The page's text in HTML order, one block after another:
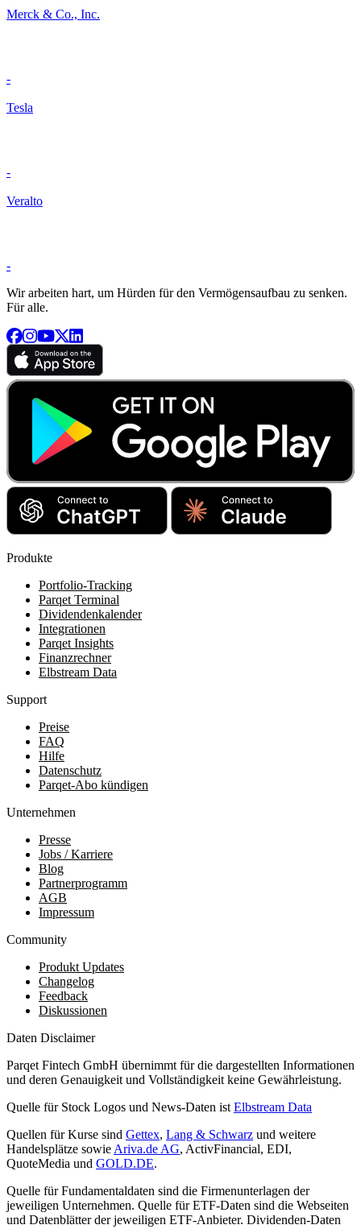
Merck & Co., Inc.
-
Tesla
-
Veralto
-
Wir arbeiten hart, um Hürden für den Vermögensaufbau zu senken.
Für alle.
Produkte
Portfolio-Tracking
Parqet Terminal
Dividendenkalender
Integrationen
Parqet Insights
Finanzrechner
Elbstream Data
Support
Preise
FAQ
Hilfe
Datenschutz
Parqet-Abo kündigen
Unternehmen
Presse
Jobs / Karriere
Blog
Partnerprogramm
AGB
Impressum
Community
Produkt Updates
Changelog
Feedback
Diskussionen
Daten Disclaimer
Parqet Fintech GmbH übernimmt für die dargestellten Informationen
und deren Genauigkeit und Vollständigkeit keine Gewährleistung.
Quelle für Stock Logos und News-Daten ist Elbstream Data
Quellen für Kurse sind Gettex, Lang & Schwarz und weitere
Handelsplätze sowie Ariva.de AG, ActivFinancial, EDI,
QuoteMedia und GOLD.DE.
Quelle für Fundamentaldaten sind die Firmenunterlagen der
jeweiligen Unternehmen. Quelle für ETF-Daten sind die Webseiten
und Datenblätter der jeweiligen ETF-Anbieter. Dividenden-Daten